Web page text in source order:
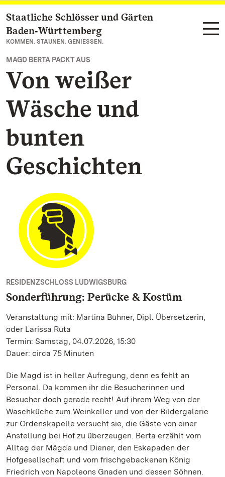
Zum Hauptinhalt springen
Staatliche Schlösser und Gärten
Baden‑Württemberg
KOMMEN. STAUNEN. GENIESSEN.
MAGD BERTA PACKT AUS
Von weißer
Wäsche und
bunten
Geschichten
RESIDENZSCHLOSS LUDWIGSBURG
Sonderführung: Perücke & Kostüm
Veranstaltung mit: Martina Bühner, Dipl. Übersetzerin,
oder Larissa Ruta
Termin: Samstag, 04.07.2026, 15:30
Dauer: circa 75 Minuten
Die Magd ist in heller Aufregung, denn es fehlt an
Personal. Da kommen ihr die Besucherinnen und
Besucher doch gerade recht! Auf ihrem Weg von der
Waschküche zum Weinkeller und von der Bildergalerie
zur Ordenskapelle versucht sie, die Gäste von einer
Anstellung bei Hof zu überzeugen. Berta erzählt vom
Alltag der Mägde und Diener, den Eskapaden der
Hofgesellschaft und vom frischgebackenen König
Friedrich von Napoleons Gnaden und dessen Söhnen.